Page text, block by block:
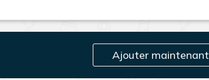
Ajouter maintenant